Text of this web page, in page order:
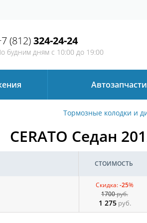
(812)324-24-24
будним днямс 10:00 до 19:00
Автозапчаcти
Тормозные колодки и
CERATO Седан
СТОИМОСТЬ
Скидка:-25%
1700руб.
1 275руб.